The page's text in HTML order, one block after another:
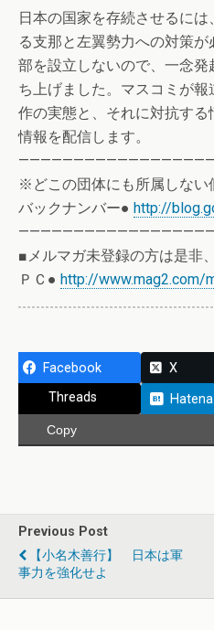
日本の国家を存続させるに
る支那と左翼勢力への対策
部を設立しないので、一念
ち上げました。マスコミが
作の実態と、それに対抗す
情報を配信します。
※どこの団体にも所属しない
バックナンバー● http://
■メルマガ未登録の方は是非
ＰＣ● http://www.mag2.com/
Facebook X
Threads
Hatena
Copy
Previous Post
【小名木善行】 日本は軍
事力を強化せよ